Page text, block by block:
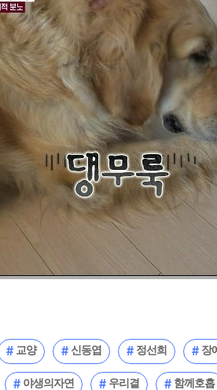
교양 신동엽 정선희 장
야생의자연 우리곁 함께호흡